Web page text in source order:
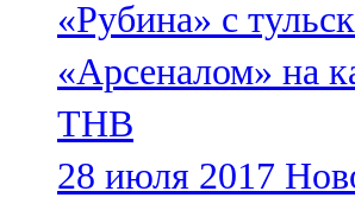
«Рубина» с
«Арсеналом» на
ТНВ
28 июля 2017